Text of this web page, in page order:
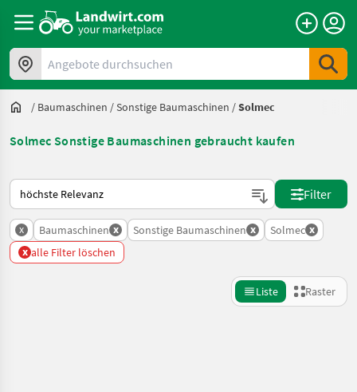
Angebote durchsuchen
/ Baumaschinen /Sonstige Baumaschinen /Solmec
Solmec Sonstige Baumaschinen gebraucht kaufen
So wird auf Landwirt.com sortiert
Filter
x Baumaschinen x Sonstige Baumaschinen x Solmec x
x alle Filter löschen
Liste Raster